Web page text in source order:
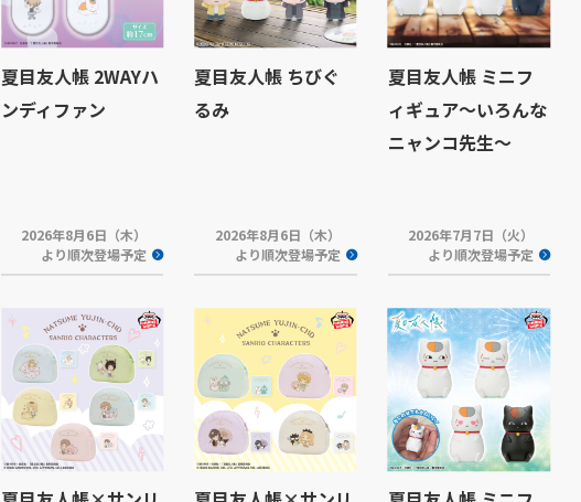
夏目友人帳 2WAYハ
ンディファン
2026年8月6日（木）
より順次登場予定
夏目友人帳 ちびぐ
るみ
2026年8月6日（木）
より順次登場予定
夏目友人帳 ミニフ
ィギュア～いろんな
ニャンコ先生～
2026年7月7日（火）
より順次登場予定